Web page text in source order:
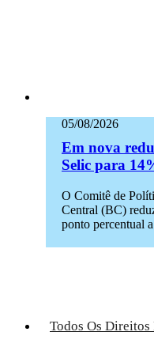
05/08/2026
Em nova
Selic para
O Comitê de
Central (BC)
ponto percentual
Todos Os Direitos